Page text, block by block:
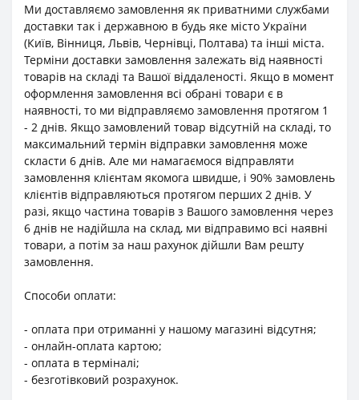
Ми доставляємо замовлення як приватними службами
доставки так і державною в будь яке місто України
(Київ, Вінниця, Львів, Чернівці, Полтава) та інші міста.
Терміни доставки замовлення залежать від наявності
товарів на складі та Вашої віддаленості. Якщо в момент
оформлення замовлення всі обрані товари є в
наявності, то ми відправляємо замовлення протягом 1
- 2 днів. Якщо замовлений товар відсутній на складі, то
максимальний термін відправки замовлення може
скласти 6 днів. Але ми намагаємося відправляти
замовлення клієнтам якомога швидше, і 90% замовлень
клієнтів відправляються протягом перших 2 днів. У
разі, якщо частина товарів з Вашого замовлення через
6 днів не надійшла на склад, ми відправимо всі наявні
товари, а потім за наш рахунок дійшли Вам решту
замовлення.
Способи оплати:
- оплата при отриманні у нашому магазині відсутня;
- онлайн-оплата картою;
- оплата в терміналі;
- безготівковий розрахунок.